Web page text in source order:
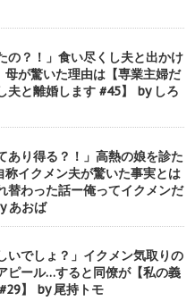
の？！」食い尽くし夫と出かけ
が驚いた理由は【専業主婦だ
夫と離婚します #45】 by しろ
あり得る？！」高熱の娘を診た
イクメン夫が驚いた事実とは
替わった話ー俺ってイクメンだ
あおば
いでしょ？」イクメン気取りの
ピール…すると同僚が【私の義
】 by 尾持トモ